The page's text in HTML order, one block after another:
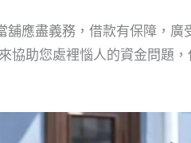
應盡義務，借款有保障，廣
協助您處裡惱人的資金問題